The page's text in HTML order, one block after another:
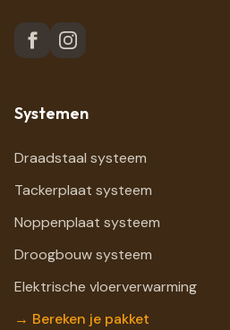
Systemen
Draadstaal systeem
Tackerplaat systeem
Noppenplaat systeem
Droogbouw systeem
Elektrische vloerverwarming
→ Bereken je pakket